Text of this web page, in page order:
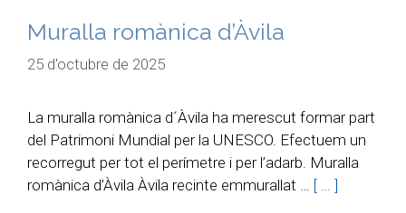
Muralla romànica d’Àvila
25 d'octubre de 2025
La muralla romànica d´Àvila ha merescut formar part
del Patrimoni Mundial per la UNESCO. Efectuem un
recorregut per tot el perímetre i per l’adarb. Muralla
romànica d’Àvila Àvila recinte emmurallat … [ … ]